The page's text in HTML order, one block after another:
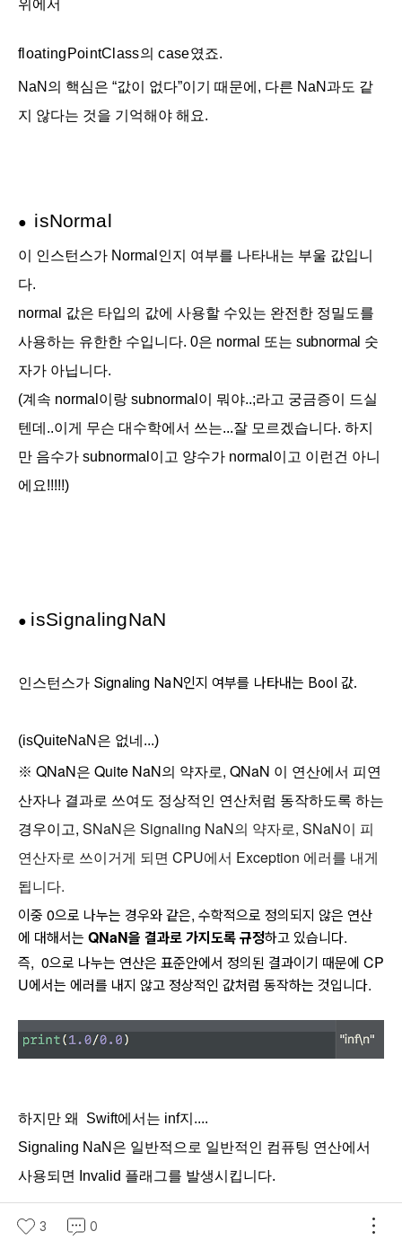
위에서
floating PointClass의 case였죠.
NaN의 핵심은 “값이 없다”이기 때문에, 다른 NaN과도 같
지 않다는 것을 기억해야 해요.
● isNormal
이 인스턴스가 Normal인지 여부를 나타내는 부울 값입니
다.
normal 값은 타입의 값에 사용할 수있는 완전한 정밀도를
사용하는 유한한 수입니다. 0은 normal 또는 subnormal 숫
자가 아닙니다.
(계속 normal이랑 subnormal이 뭐야..;라고 궁금증이 드실
텐데..이게 무슨 대수학에서 쓰는...잘 모르겠습니다. 하지
만 음수가 subnormal이고 양수가 normal이고 이런건 아니
에요!!!!!)
● isSignalingNaN
인스턴스가 Signaling NaN인지 여부를 나타내는 Bool 값.
(isQuiteNaN은 없네...)
※ QNaN은 Quite NaN의 약자로, QNaN 이 연산에서 피연
산자나 결과로 쓰여도 정상적인 연산처럼 동작하도록 하는
경우이고, SNaN은 Signaling NaN의 약자로, SNaN이
피
연산자로 쓰이거게 되면 CPU에서 Exception 에러를 내게
됩니다.
이중 0으로 나누는 경우와 같은, 수학적으로 정의되지 않은 연산
에 대해서는 QNaN을 결과로 가지도록 규정하고 있습니다.
즉, 0으로 나누는 연산은 표준안에서 정의된 결과이기 때문에 CP
U에서는 에러를 내지 않고 정상적인 값처럼 동작하는 것입니다.
하지만 왜 Swift에서는 inf지....
Signaling NaN은 일반적으로 일반적인 컴퓨팅 연산에서
사용되면 Invalid 플래그를 발생시킵니다.
3 0